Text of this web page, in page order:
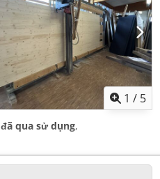
1 / 5
đã qua sử dụng,